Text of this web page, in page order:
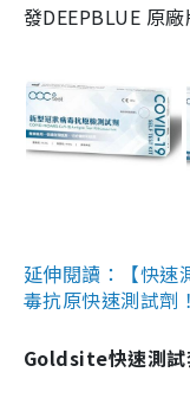
發DEEPBLUE 原廠
延伸閱讀：【快速
毒抗原快速測試劑
Goldsite快速測試